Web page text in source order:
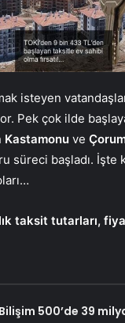
isteyen
Pek çok ilde
Kastamonu ve
süreci başladı. İşte
taksit tutarları,
Bilişim 500’de 39